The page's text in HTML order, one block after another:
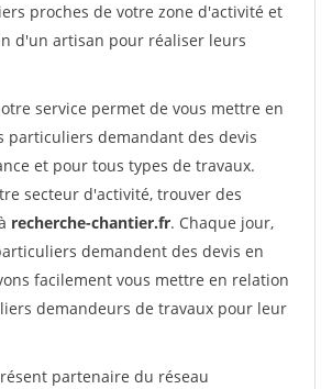
proches de votre zone d'activité et
d'un artisan pour réaliser leurs
service permet de vous mettre en
particuliers demandant des devis
et pour tous types de travaux.
secteur d'activité, trouver des
recherche-chantier.fr. Chaque jour,
demandent des devis en
facilement vous mettre en relation
demandeurs de travaux pour leur
partenaire du réseau